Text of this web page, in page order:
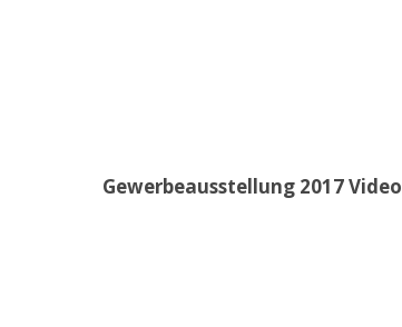
Gewerbeausstellung 2017 Video